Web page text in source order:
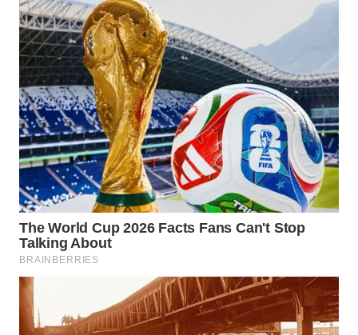
WN
MALUKU
WN
MALUT
WN
DAIRI
WN
DANAU
TOBA
WN
WN